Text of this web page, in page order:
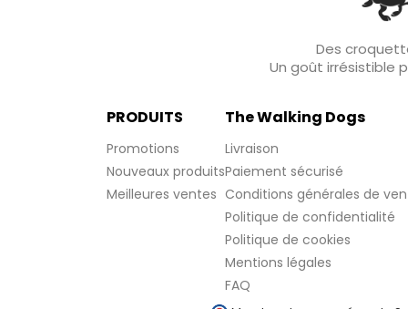
Des
Un goût irrésistible
PRODUITS
Promotions
Nouveaux produits
Meilleures ventes
The Walking Dogs
Livraison
Paiement sécurisé
Conditions générales de
Politique de confidentialité
Politique de cookies
Mentions légales
FAQ